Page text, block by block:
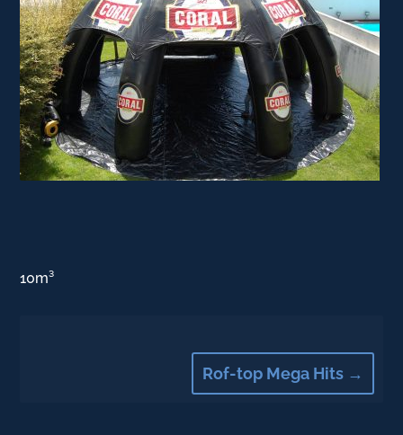
10m³
Rof-top Mega Hits→